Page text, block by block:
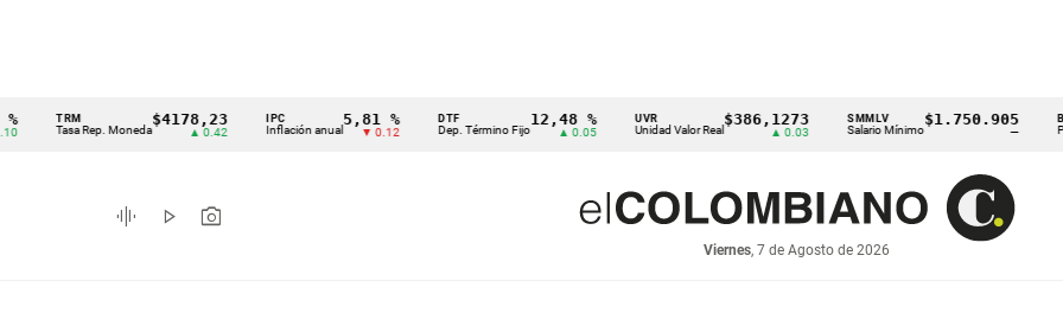
Cintillo
indicadores
económicos
TRM
Tasa Rep. Moneda
$4178,23
▲ 0.42
IPC
Inflación anual
5,81 %
▼ 0.12
DTF
Dep. Término Fijo
12,48 %
▲ 0.05
UVR
Unidad Valor Real
$386,1273 SMMLV
Salario Mínimo
$1.750.905 BRENT
Petróleo
graphic_eq play_arrow photo_camera
Viernes, 7 de Agosto de 2026